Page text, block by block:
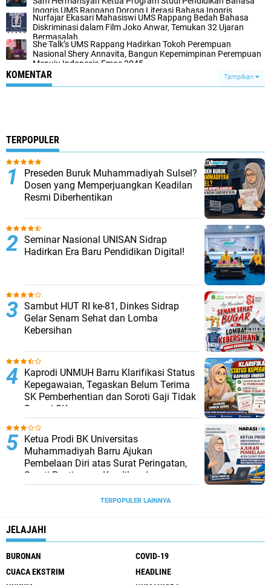
Inggris UMS Rappang Dorong Literasi Bahasa Inggris
Nurfajar Ekasari Mahasiswi UMS Rappang Bedah Bahasa
Diskriminasi dalam Film Joko Anwar, Temukan 32 Ujaran
Bermasalah
She Talk’s UMS Rappang Hadirkan Tokoh Perempuan
Nasional Shery Annavita, Bangun Kepemimpinan Perempuan
Menuju Indonesia Emas 2045
KOMENTAR Tampilkan
TERPOPULER
Preseden Buruk Muhammadiyah Sulsel?
Dosen yang Memperjuangkan Keadilan
Resmi Diberhentikan
Seminar Nasional UNISAN Sidrap
Hadirkan Era Baru Pendidikan Digital!
Sambut HUT RI ke-81, Dinkes Sidrap
Gelar Senam Sehat dan Lomba
Kebersihan
Kaprodi UNMUH Barru Klarifikasi Status
Kepegawaian, Tegaskan Belum Terima
SK Pemberhentian dan Soroti Gaji Tidak
Sesuai SK
Ketua Prodi BK Universitas
Muhammadiyah Barru Ajukan
Pembelaan Diri atas Surat Peringatan,
Soroti Pentingnya Keadilan dan
Kesejahteraan Dosen
TERPOPULER LAINNYA
JELAJAHI
BURONAN
COVID-19
CUACA EKSTRIM
HEADLINE